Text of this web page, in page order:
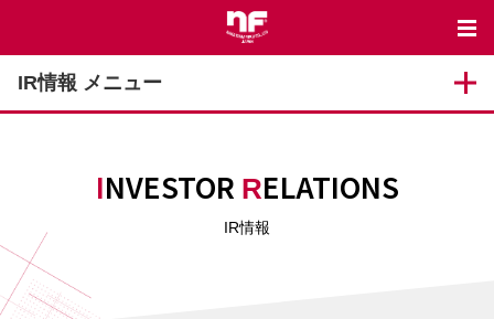
INVESTOR RELATIONS
IR情報
IR情報 メニュー